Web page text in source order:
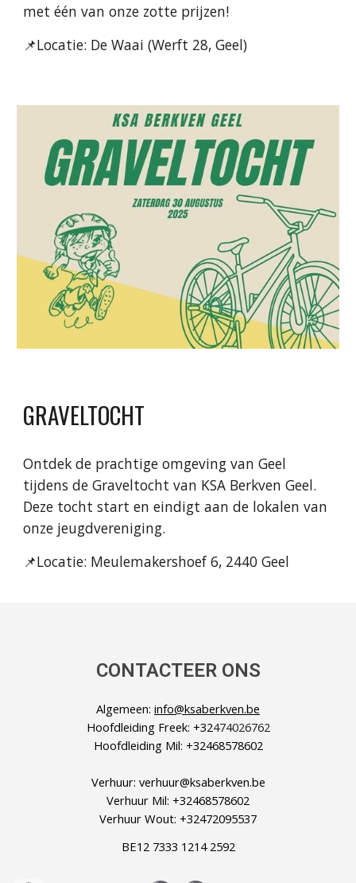
met één van onze zotte prijzen!
📌Locatie: De Waai (Werft 28, Geel)
GRAVELTOCHT
Ontdek de prachtige omgeving van Geel
tijdens de Graveltocht van KSA Berkven Geel.
Deze tocht start en eindigt aan de lokalen van
onze jeugdvereniging.
📌Locatie: Meulemakershoef 6, 2440 Geel
CONTACTEER ONS
Algemeen: info@ksaberkven.be
Hoofdleiding Freek: +32474026762
Hoofdleiding Mil: +32468578602
Verhuur: verhuur@ksaberkven.be
Verhuur Mil: +32468578602
Verhuur Wout: +32472095537
BE12 7333 1214 2592